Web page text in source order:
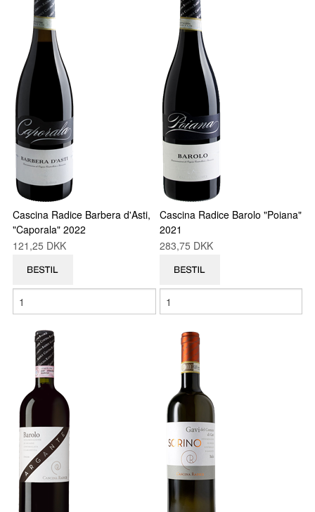
Cascina Radice Barbera d'Asti,
"Caporala" 2022
121,25 DKK
Cascina Radice Barolo "Poiana"
2021
283,75 DKK